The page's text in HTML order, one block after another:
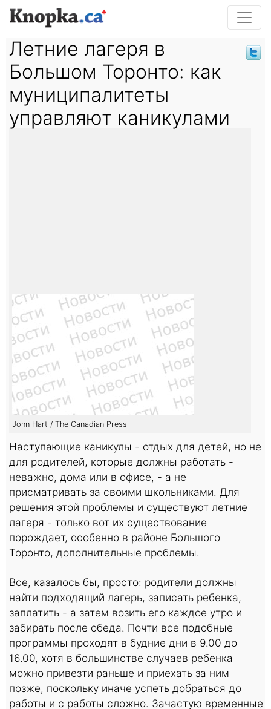
Летние лагеря в
Большом Торонто: как
муниципалитеты
управляют каникулами
John Hart / The Canadian Press
Наступающие каникулы - отдых для детей, но не
для родителей, которые должны работать -
неважно, дома или в офисе, - а не
присматривать за своими школьниками. Для
решения этой проблемы и существуют летние
лагеря - только вот их существование
порождает, особенно в районе Большого
Торонто, дополнительные проблемы.
Все, казалось бы, просто: родители должны
найти подходящий лагерь, записать ребенка,
заплатить - а затем возить его каждое утро и
забирать после обеда. Почти все подобные
программы проходят в будние дни в 9.00 до
16.00, хотя в большинстве случаев ребенка
можно привезти раньше и приехать за ним
позже, поскольку иначе успеть добраться до
работы и с работы сложно. Зачастую временные